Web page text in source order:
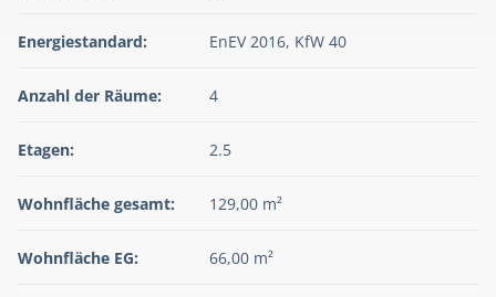
Energiestandard: EnEV 2016, KfW 40
Anzahl der Räume: 4
Etagen: 2.5
Wohnfläche gesamt: 129,00 m²
Wohnfläche EG: 66,00 m²